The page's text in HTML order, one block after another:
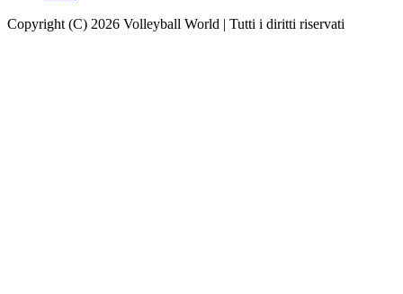
Copyright (C) 2026 Volleyball World | Tutti i diritti riservati